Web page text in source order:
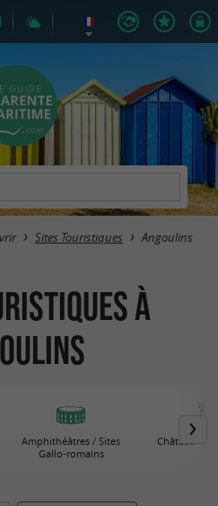
Sites Touristiques Angoulins
à
Amphithéâtres / Sites
Gallo-romains
Châteaux /